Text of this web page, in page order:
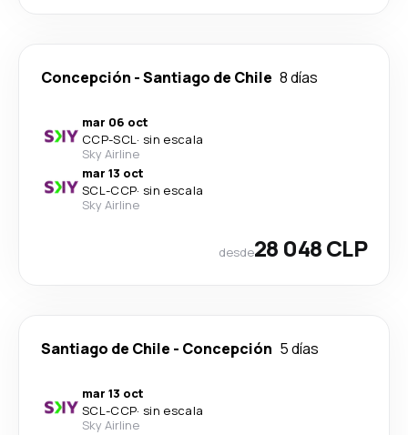
Concepción -Santiago de Chile 8 días
mar 06 oct
CCP-SCL· sin escala
Sky Airline
mar 13 oct
SCL-CCP· sin escala
Sky Airline
desde28 048 CLP
Santiago de Chile - Concepción 5 días
mar 13 oct
SCL-CCP· sin escala
Sky Airline